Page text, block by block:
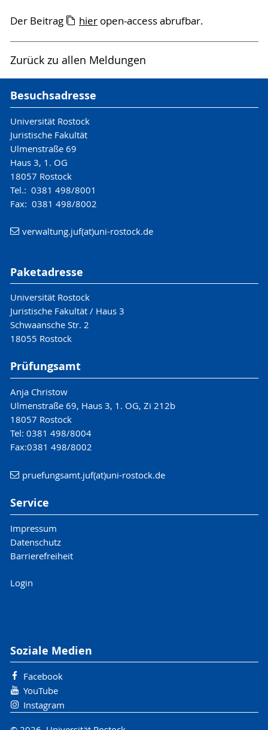
Der Beitrag hier open-access abrufbar.
Zurück zu allen Meldungen
Besuchsadresse
Universität Rostock
Juristische Fakultät
Ulmenstraße 69
Haus 3, 1. OG
18057 Rostock
Tel.: 0381 498/8001
Fax: 0381 498/8002
verwaltung.juf(at)uni-rostock.de
Paketadresse
Universität Rostock
Juristische Fakultät / Haus 3
Schwaansche Str. 2
18055 Rostock
Prüfungsamt
Anja Christow
Ulmenstraße 69, Haus 3, 1. OG, Zi 212b
18057 Rostock
Tel: 0381 498/8004
Fax:0381 498/8002
pruefungsamt.juf(at)uni-rostock.de
Service
Impressum
Datenschutz
Barrierefreiheit
Login
Soziale Medien
Facebook
YouTube
Instagram